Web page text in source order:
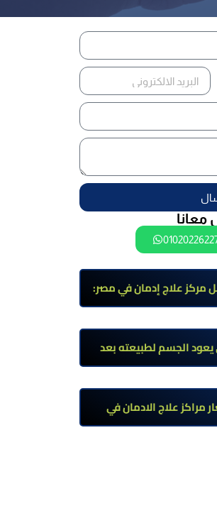
معانا
مركز علاج إدمان في مصر:
علاج معتمدة وتعافي آمن
طبي
الجسم لطبيعته بعد
الآيس؟ مراحل التعافي
المؤثرة
مراكز علاج الادمان في
تبلغ التكلفة وما الذي